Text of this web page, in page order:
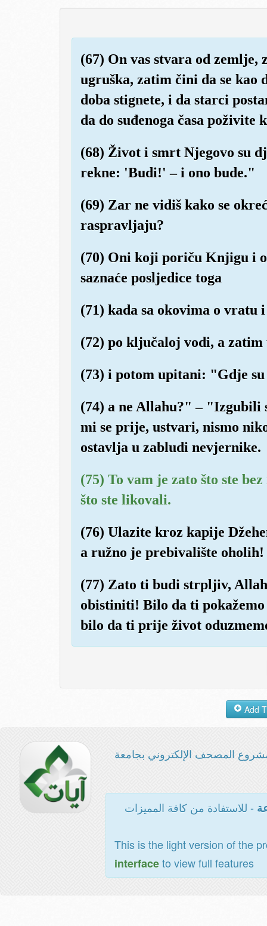
(67) On vas stvara od zemlje,
ugruška, zatim čini da se kao
doba stignete, i da starci
da do suđenoga časa
(68) Život i smrt Njegovo su
rekne: 'Budi!' – i ono bude."
(69) Zar ne vidiš kako se
raspravljaju?
(70) Oni koji poriču Knjigu i
saznaće posljedice toga
(71) kada sa okovima o vratu
(72) po ključaloj vodi, a
(73) i potom upitani: "Gdje
(74) a ne Allahu?" – "Izgubili
mi se prije, ustvari, nismo
ostavlja u zabludi nevjernike.
(75) To vam je zato što ste
što ste likovali.
(76) Ulazite kroz kapije
a ružno je prebivalište oholih!
(77) Zato ti budi strpljiv,
obistiniti! Bilo da ti
bilo da ti prije život
المصحف الإلكتروني بجامعة
- للاستفادة من كافة المميزات
This is the light version of the
interfaceto view full features